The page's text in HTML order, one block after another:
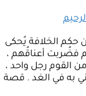
حكم الخلافة يُحكى
فضُربت أعناقُهم ،
القوم رجل واحد ،
به في الغد . قصة